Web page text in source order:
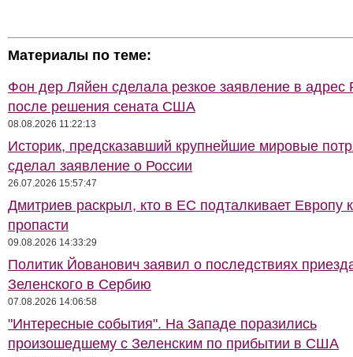
Материалы по теме:
Фон дер Ляйен сделала резкое заявление в адрес
после решения сената США
08.08.2026 11:22:13
Историк, предсказавший крупнейшие мировые
сделал заявление о России
26.07.2026 15:57:47
Дмитриев раскрыл, кто в ЕС подталкивает Европу
пропасти
09.08.2026 14:33:29
Политик Йованович заявил о последствиях
Зеленского в Сербию
07.08.2026 14:06:58
"Интересные события". На Западе поразились
произошедшему с Зеленским по прибытии в США